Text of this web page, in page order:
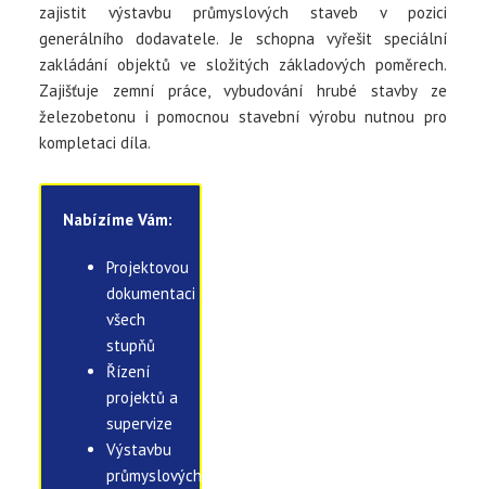
zajistit výstavbu průmyslových staveb v pozici
generálního dodavatele. Je schopna vyřešit speciální
zakládání objektů ve složitých základových poměrech.
Zajišťuje zemní práce, vybudování hrubé stavby ze
železobetonu i pomocnou stavební výrobu nutnou pro
kompletaci díla.
Nabízíme Vám:
Projektovou
dokumentaci
všech
stupňů
Řízení
projektů a
supervize
Výstavbu
průmyslových